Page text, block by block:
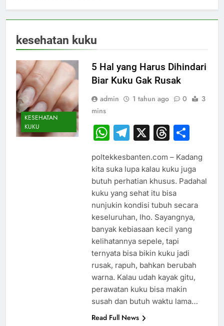
kesehatan kuku
KESEHATAN
KUKU
5 Hal yang Harus Dihindari
Biar Kuku Gak Rusak
admin 1 tahun ago 0
3
mins
WhatsApp
Telegram
X
poltekkesbanten.com – Kadang
kita suka lupa kalau kuku juga
butuh perhatian khusus. Padahal
kuku yang sehat itu bisa
nunjukin kondisi tubuh secara
keseluruhan, lho. Sayangnya,
banyak kebiasaan kecil yang
kelihatannya sepele, tapi
ternyata bisa bikin kuku jadi
rusak, rapuh, bahkan berubah
warna. Kalau udah kayak gitu,
perawatan kuku bisa makin
susah dan butuh waktu lama…
Read Full News